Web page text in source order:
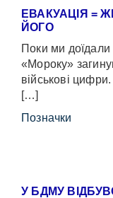
ЕВАКУАЦІЯ =
ЙОГО
Поки ми
«Мороку»
військові
[…]
Позначки
У БДМУ